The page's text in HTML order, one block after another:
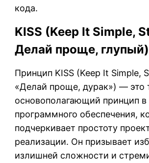
кода.
KISS (Keep It Simple,
Делай проще, глупый)
Принцип KISS (Keep It Simple,
«Делай проще, дурак») — это
основополагающий принцип в
программного обеспечения,
подчеркивает простоту
реализации. Он призывает
излишней сложности и